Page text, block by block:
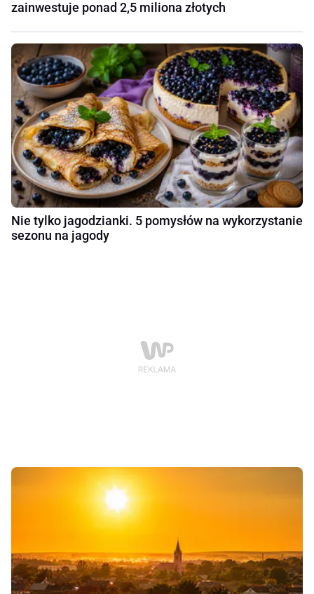
zainwestuje ponad 2,5 miliona złotych
Nie tylko jagodzianki. 5 pomysłów na wykorzystanie
sezonu na jagody